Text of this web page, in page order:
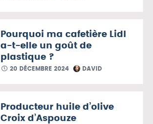
Pourquoi ma cafetière Lidl
a-t-elle un goût de
plastique ?
20 DÉCEMBRE 2024 DAVID
Producteur huile d’olive
Croix d’Aspouze